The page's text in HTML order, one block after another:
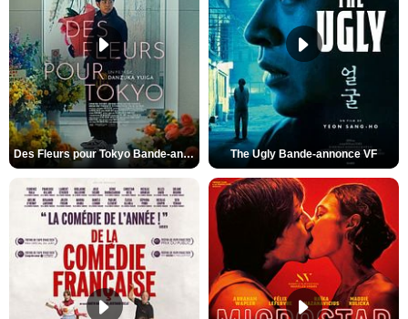
Des Fleurs pour Tokyo Bande-annonce VO STFR The Ugly Bande-annonce VF